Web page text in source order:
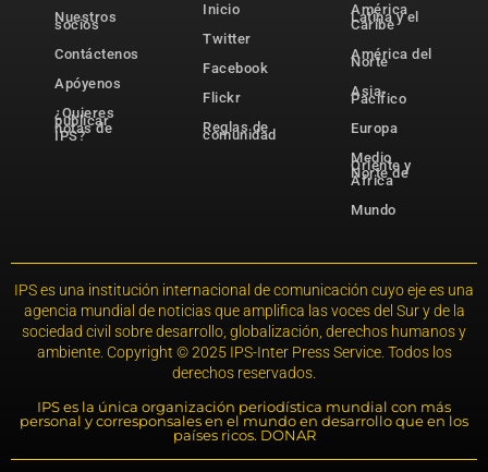
Nuestros
socios
Contáctenos
Apóyenos
¿Quieres
publicar
notas de
IPS?
Inicio
Twitter
Facebook
Flickr
Reglas de
comunidad
América
Latina y el
Caribe
América del
Norte
Asia-
Pacífico
Europa
Medio
Oriente y
Norte de
África
Mundo
IPS es una institución internacional de comunicación cuyo eje es una
agencia mundial de noticias que amplifica las voces del Sur y de la
sociedad civil sobre desarrollo, globalización, derechos humanos y
ambiente. Copyright © 2025 IPS-Inter Press Service. Todos los
derechos reservados.
IPS es la única organización periodística mundial con más
personal y corresponsales en el mundo en desarrollo que en los
países ricos. DONAR